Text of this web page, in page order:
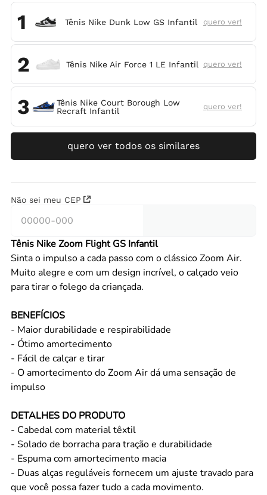
1 Tênis Nike Dunk Low GS Infantil quero ver!
2 Tênis Nike Air Force 1 LE Infantil quero ver!
3
Tênis Nike Court Borough Low
Recraft Infantil
quero ver!
quero ver todos os similares
Não sei meu CEP
Tênis Nike Zoom Flight GS Infantil
Sinta o impulso a cada passo com o clássico Zoom Air.
Muito alegre e com um design incrível, o calçado veio
para tirar o folego da criançada.
BENEFÍCIOS
- Maior durabilidade e respirabilidade
- Ótimo amortecimento
- Fácil de calçar e tirar
- O amortecimento do Zoom Air dá uma sensação de
impulso
DETALHES DO PRODUTO
- Cabedal com material têxtil
- Solado de borracha para tração e durabilidade
- Espuma com amortecimento macia
- Duas alças reguláveis fornecem um ajuste travado para
que você possa fazer tudo a cada movimento.